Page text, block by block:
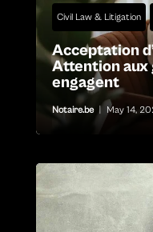
Civil Law & Litigation
Acceptation
Attention aux
engagent
Notaire.be May 14,